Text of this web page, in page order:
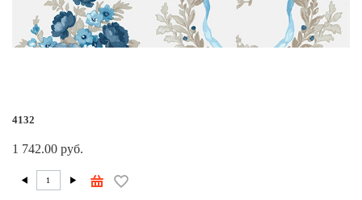
4132
1 742.00 руб.